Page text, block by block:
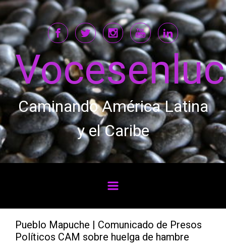
Saltar al contenido principal
Caminando América Latina
y el Caribe
Pueblo Mapuche | Comunicado de Presos
Políticos CAM sobre huelga de hambre